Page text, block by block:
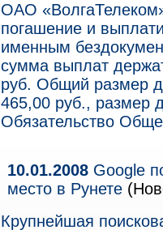
ОАО
погашение и
именным
сумма выплат
руб. Общий размер
465,00 руб., размер
Обязательство
10.01.2008 Google
место в Рунете
Крупнейшая